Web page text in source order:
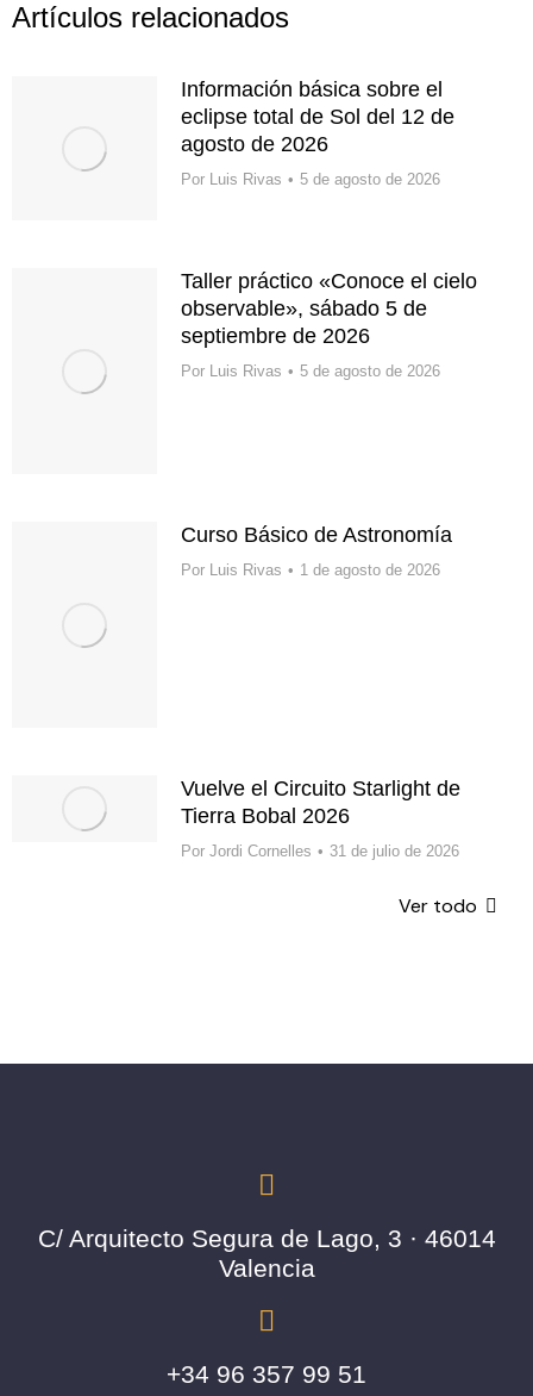
Artículos relacionados
Información básica sobre el
eclipse total de Sol del 12 de
agosto de 2026
Por Luis Rivas 5 de agosto de 2026
Taller práctico «Conoce el cielo
observable», sábado 5 de
septiembre de 2026
Por Luis Rivas 5 de agosto de 2026
Curso Básico de Astronomía
Por Luis Rivas 1 de agosto de 2026
Vuelve el Circuito Starlight de
Tierra Bobal 2026
PorJordi Cornelles 31 de julio de 2026
Ver todo
C/ Arquitecto Segura de Lago, 3 · 46014
Valencia
+34 96 357 99 51